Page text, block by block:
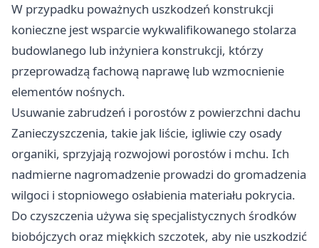
W przypadku poważnych uszkodzeń konstrukcji
konieczne jest wsparcie wykwalifikowanego stolarza
budowlanego lub inżyniera konstrukcji, którzy
przeprowadzą fachową naprawę lub wzmocnienie
elementów nośnych.
Usuwanie zabrudzeń i porostów z powierzchni dachu
Zanieczyszczenia, takie jak liście, igliwie czy osady
organiki, sprzyjają rozwojowi porostów i mchu. Ich
nadmierne nagromadzenie prowadzi do gromadzenia
wilgoci i stopniowego osłabienia materiału pokrycia.
Do czyszczenia używa się specjalistycznych środków
biobójczych oraz miękkich szczotek, aby nie uszkodzić